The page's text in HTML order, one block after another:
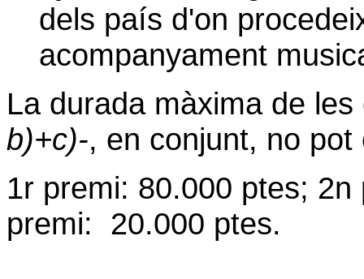
dels país d'on
acompanyament
La durada màxima de
b)+c)-, en conjunt, no
1r premi: 80.000 ptes;
premi: 20.000 ptes.